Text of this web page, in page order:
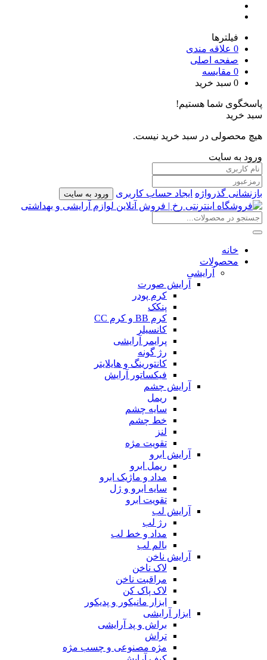
فیلترها
0 علاقه مندی
صفحه اصلی
0 مقایسه
0 سبد خرید
پاسخگوی شما هستیم!
سبد خرید
هیچ محصولی در سبد خرید نیست.
ورود به سایت
بازنشانی گذرواژه ایجاد حساب کاربری ورود به سایت
خانه
محصولات
آرایشی
آرایش صورت
کرم پودر
پنکک
کرم BB و کرم CC
کانسیلر
پرایمر آرایشی
رژ گونه
کانتورینگ و هایلایتر
فیکساتور آرایش
آرایش چشم
ریمل
سایه چشم
خط چشم
لنز
تقویت مژه
آرایش ابرو
ریمل ابرو
مداد و ماژیک ابرو
سایه ابرو و ژل
تقویت ابرو
آرایش لب
رژ لب
مداد و خط لب
بالم لب
آرایش ناخن
لاک ناخن
مراقبت ناخن
لاک پاک کن
ابزار مانیکور و پدیکور
ابزار آرایشی
براش و پد آرایشی
تراش
مژه مصنوعی و چسب مژه